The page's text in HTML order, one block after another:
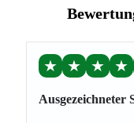
★ ★ ★ ★
Ausgezeichneter